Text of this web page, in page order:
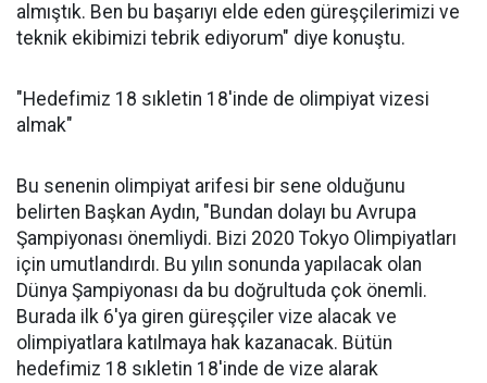
almıştık. Ben bu başarıyı elde eden güreşçilerimizi ve
teknik ekibimizi tebrik ediyorum" diye konuştu.
"Hedefimiz 18 sıkletin 18'inde de olimpiyat vizesi
almak"
Bu senenin olimpiyat arifesi bir sene olduğunu
belirten Başkan Aydın, "Bundan dolayı bu Avrupa
Şampiyonası önemliydi. Bizi 2020 Tokyo Olimpiyatları
için umutlandırdı. Bu yılın sonunda yapılacak olan
Dünya Şampiyonası da bu doğrultuda çok önemli.
Burada ilk 6'ya giren güreşçiler vize alacak ve
olimpiyatlara katılmaya hak kazanacak. Bütün
hedefimiz 18 sıkletin 18'inde de vize alarak